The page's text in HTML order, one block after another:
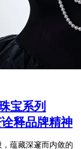
宝系列
诠释品牌精神
蕴藏深邃而内敛的